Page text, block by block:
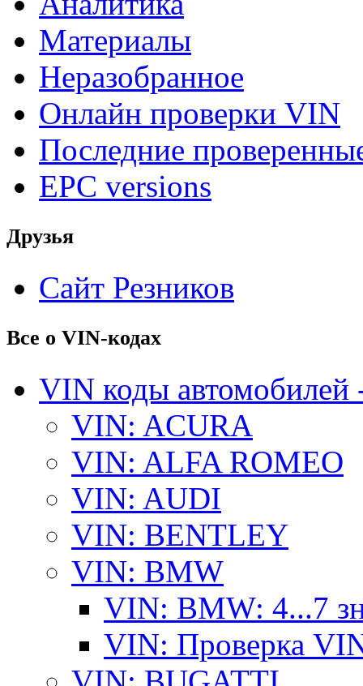
Материалы
Неразобранное
Онлайн проверки VIN
Последние
EPC versions
Друзья
Сайт Резников
Все о VIN-кодах
VIN коды автомобилей
VIN: ACURA
VIN: ALFA ROMEO
VIN: AUDI
VIN: BENTLEY
VIN: BMW
VIN: BMW: 4...7
VIN: Проверка